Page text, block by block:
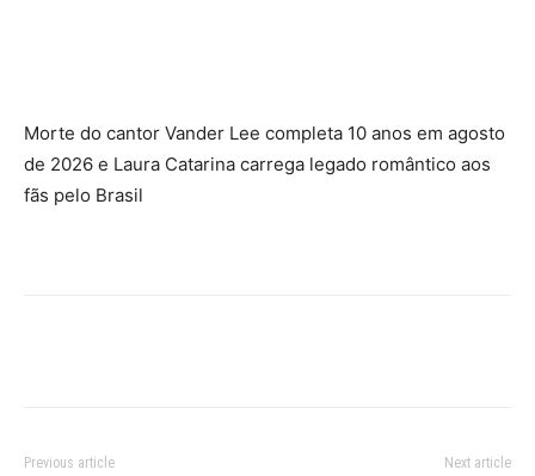
Morte do cantor Vander Lee completa 10 anos em agosto
de 2026 e Laura Catarina carrega legado romântico aos
fãs pelo Brasil
Previous article Next article